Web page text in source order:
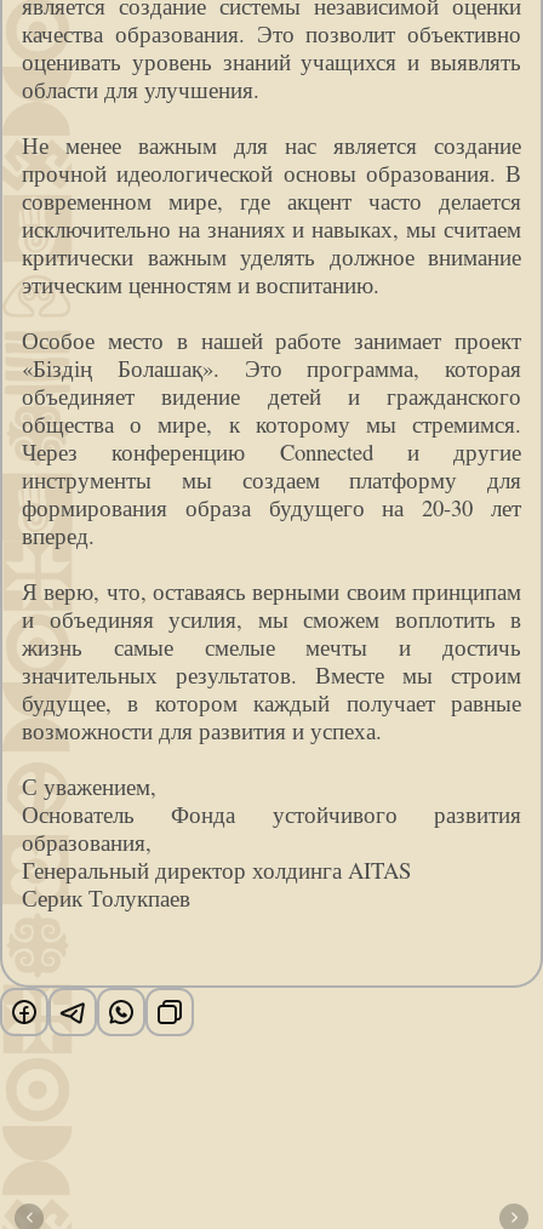
качества образования. Это позволит объективно
оценивать уровень знаний учащихся и выявлять
области для улучшения.
Не менее важным для нас является создание
прочной идеологической основы образования. В
современном мире, где акцент часто делается
исключительно на знаниях и навыках, мы считаем
критически важным уделять должное внимание
этическим ценностям и воспитанию.
Особое место в нашей работе занимает проект
«Біздің Болашақ». Это программа, которая
объединяет видение детей и гражданского
общества о мире, к которому мы стремимся.
Через конференцию Connected и другие
инструменты мы создаем платформу для
формирования образа будущего на 20-30 лет
вперед.
Я верю, что, оставаясь верными своим принципам
и объединяя усилия, мы сможем воплотить в
жизнь самые смелые мечты и достичь
значительных результатов. Вместе мы строим
будущее, в котором каждый получает равные
возможности для развития и успеха.
С уважением,
Основатель Фонда устойчивого развития
образования,
Генеральный директор холдинга AITAS
Серик Толукпаев